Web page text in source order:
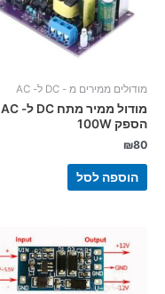
מודולים ממירים מ - DC ל- AC
מודול ממיר מתח DC ל- AC
הספק 100W
₪80
הוספה לסל